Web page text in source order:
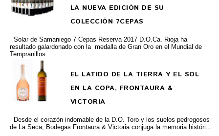
LA NUEVA EDICIÓN DE SU
COLECCIÓN 7CEPAS
Solar de Samaniego 7 Cepas Reserva 2017 D.O.Ca. Rioja ha
resultado galardonado con la medalla de Gran Oro en el Mundial de
Tempranillos ...
EL LATIDO DE LA TIERRA Y EL SOL
EN LA COPA, FRONTAURA &
VICTORIA
Desde el corazón indomable de la D.O. Toro y los suelos pedregosos
de La Seca, Bodegas Frontaura & Victoria conjuga la memoria históri...